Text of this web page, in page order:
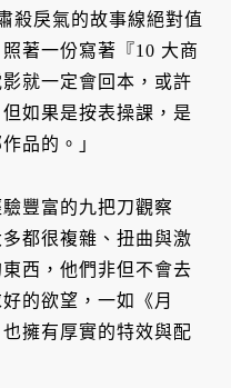
戾氣的故事線絕對值
著一份寫著『10 大商
就一定會回本，或許
如果是按表操課，是
品的。」
豐富的九把刀觀察
都很複雜、扭曲與激
西，他們非但不會去
的欲望，一如《月
擁有厚實的特效與配